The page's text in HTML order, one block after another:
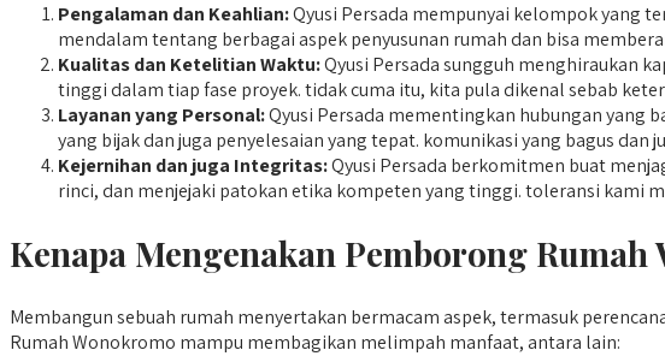
Pengalaman dan Keahlian:Qyusi Persada mempunyai kelompok yang
mendalam tentang berbagai aspek penyusunan rumah dan bisa
Kualitas dan Ketelitian Waktu:Qyusi Persada sungguh menghiraukan
tinggi dalam tiap fase proyek. tidak cuma itu, kita pula dikenal sebab
Layanan yang Personal:Qyusi Persada mementingkan hubungan yang
yang bijak dan juga penyelesaian yang tepat. komunikasi yang bagus
Kejernihan dan juga Integritas:Qyusi Persada berkomitmen buat
rinci, dan menjejaki patokan etika kompeten yang tinggi. toleransi kami
Kenapa Mengenakan Pemborong
Membangun sebuah rumah menyertakan bermacam aspek, termasuk
Rumah Wonokromo mampu membagikan melimpah manfaat, antara lain: